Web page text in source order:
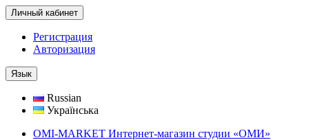
Личный кабинет
Регистрация
Авторизация
Язык
Russian
Українська
OMI-MARKET Интернет-магазин студии «ОМИ»